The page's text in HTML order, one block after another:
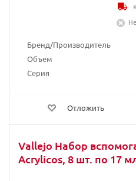
Бренд/Производитель
Объем
Серия
Отложить
Vallejo Набор
Acrylicos, 8 шт. по 17